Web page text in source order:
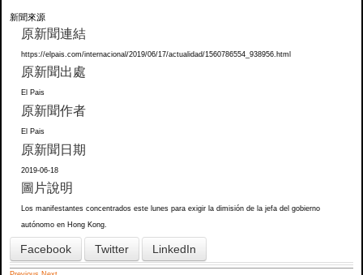
新聞來源
原新聞連結
https://elpais.com/internacional/2019/06/17/actualidad/1560786554_938956.html
原新聞出處
El Pais
原新聞作者
El Pais
原新聞日期
2019-06-18
圖片說明
Los manifestantes concentrados este lunes para exigir la dimisión de la jefa del gobierno
autónomo en Hong Kong.
Facebook Twitter LinkedIn